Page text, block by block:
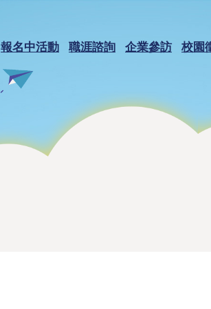
報名中活動 職涯諮詢 企業參訪 校園